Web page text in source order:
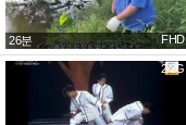
26분 FHD
2.2G